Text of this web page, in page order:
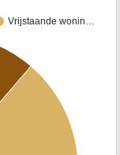
Vrijstaande wonin…